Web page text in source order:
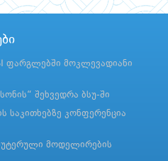
ფარგლებში მოკლევადიანი
შეხვედრა ბსუ-ში
საკითხებზე კონფერენცია
მოდელირების